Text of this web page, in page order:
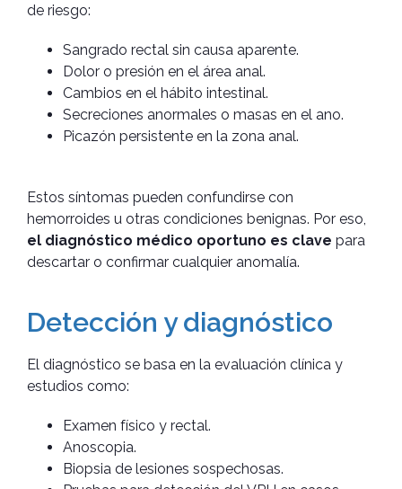
de riesgo:
Sangrado rectal sin causa aparente.
Dolor o presión en el área anal.
Cambios en el hábito intestinal.
Secreciones anormales o masas en el ano.
Picazón persistente en la zona anal.
Estos síntomas pueden confundirse con
hemorroides u otras condiciones benignas. Por eso,
el diagnóstico médico oportuno es clave para
descartar o confirmar cualquier anomalía.
Detección y diagnóstico
El diagnóstico se basa en la evaluación clínica y
estudios como:
Examen físico y rectal.
Anoscopia.
Biopsia de lesiones sospechosas.